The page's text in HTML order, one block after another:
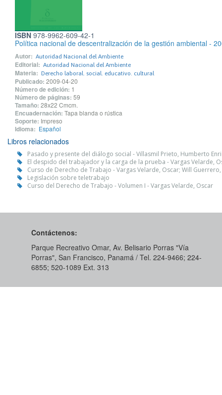
ISBN 978-9962-609-42-1
Política nacional de descentralización de la gestión ambiental -
Autor: Autoridad Nacional del Ambiente
Editorial: Autoridad Nacional del Ambiente
Materia: Derecho laboral. social. educativo. cultural
Publicado: 2009-04-20
Número de edición: 1
Número de páginas: 59
Tamaño: 28x22 Cmcm.
Encuadernación: Tapa blanda o rústica
Soporte: Impreso
Idioma: Español
Libros relacionados
Pasado y presente del diálogo social - Villasmil Prieto, Humberto
El despido del trabajador y la carga de la prueba - Vargas Velarde,
Curso de Derecho de Trabajo - Vargas Velarde, Oscar; Will
Legislación sobre teletrabajo
Curso del Derecho de Trabajo - Volumen I - Vargas Velarde, Oscar
Contáctenos:
Parque Recreativo Omar, Av. Belisario Porras "Vía
Porras", San Francisco, Panamá / Tel. 224-9466; 224-
6855; 520-1089​ Ext. 313